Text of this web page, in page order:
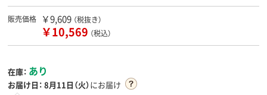
販売価格 ￥9,609 （税抜き）
￥10,569 （税込）
在庫： あり
お届け日： 8月11日（火）にお届け